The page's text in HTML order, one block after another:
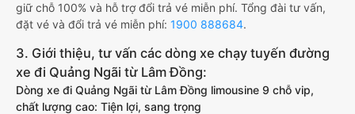
giữ chỗ 100% và hỗ trợ đổi trả vé miễn phí. Tổng đài tư vấn,
đặt vé và đổi trả vé miễn phí: 1900 888684.
3. Giới thiệu, tư vấn các dòng xe chạy tuyến đường
xe đi Quảng Ngãi từ Lâm Đồng:
Dòng xe đi Quảng Ngãi từ Lâm Đồng limousine 9 chỗ vip,
chất lượng cao: Tiện lợi, sang trọng